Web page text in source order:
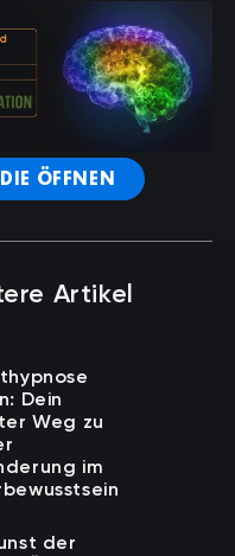
ÖFFNEN
Artikel
Dein
Weg zu
im
der